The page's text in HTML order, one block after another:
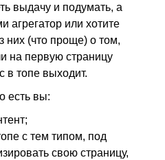
выдачу и подумать, а
агрегатор или хотите
них (что проще) о том,
на первую страницу
в топе выходит.
есть вы:
с тем типом, под
свою страницу,